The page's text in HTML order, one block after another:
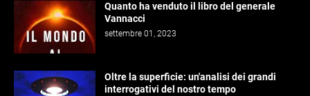
Quanto ha venduto il libro del generale
Vannacci
settembre 01, 2023
Oltre la superficie: un'analisi dei grandi
interrogativi del nostro tempo